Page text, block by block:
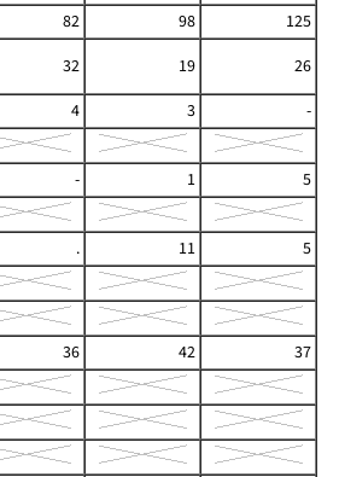
82 98
125
32 19
26
4 3
-
- 1
5
. 11
5
36 42
37